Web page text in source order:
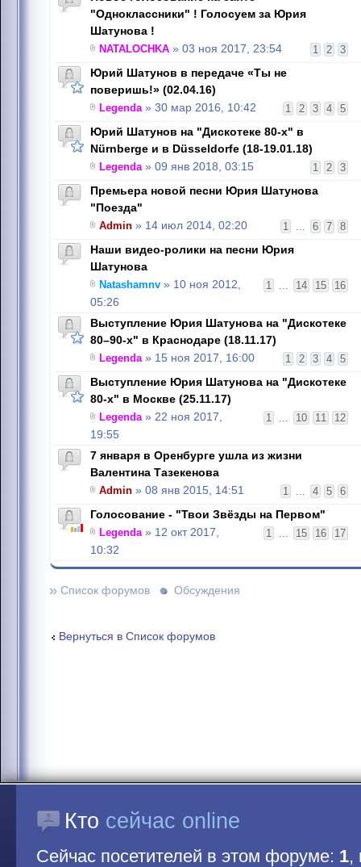
"Одноклассники" ! Голосуем за Юрия
Шатунова !
1 2 3
NATALOCHKA » 03 ноя 2017, 23:54
Юрий Шатунов в передаче «Ты не
поверишь!» (02.04.16)
1 2 3 4 5
Legenda» 30 мар 2016, 10:42
Юрий Шатунов на "Дискотеке 80-х" в
Nürnbergе и в Düsseldorfе (18-19.01.18)
1 2 3
Legenda» 09 янв 2018, 03:15
Премьера новой песни Юрия Шатунова
"Поезда"
1 ... 6 7 8
Admin » 14 июл 2014, 02:20
Наши видео-ролики на песни Юрия
Шатунова
1 ... 14 15 16
Natashamnv » 10 ноя 2012,
05:26
Выступление Юрия Шатунова на "Дискотеке
80–90-х" в Краснодаре (18.11.17)
1 2 3 4 5
Legenda» 15 ноя 2017, 16:00
Выступление Юрия Шатунова на "Дискотеке
80-х" в Москве (25.11.17)
1 ... 10 11 12
Legenda» 22 ноя 2017,
19:55
7 января в Оренбурге ушла из жизни
Валентина Тазекенова
1 ... 4 5 6
Admin » 08 янв 2015, 14:51
Голосование - "Твои Звёзды на Первом"
1 ... 15 16 17
Legenda» 12 окт 2017,
10:32
» Список форумов Обсуждения
Вернуться в Список форумов
Кто сейчас online
Сейчас посетителей в этом форуме: 1,